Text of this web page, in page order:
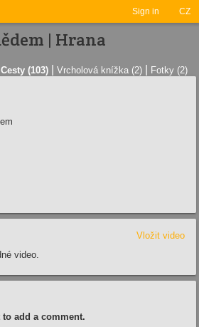
Sign in CZ
| Hrana
Cesty (103) Vrcholová knížka (2) Fotky (2)
Vložit video
video.
add a comment.